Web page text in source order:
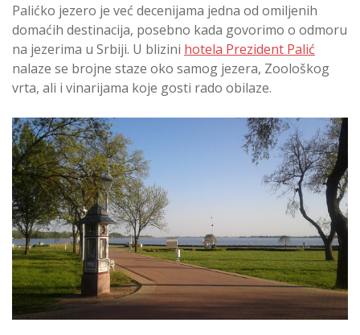
Palićko jezero je već decenijama jedna od omiljenih
domaćih destinacija, posebno kada govorimo o odmoru
na jezerima u Srbiji. U blizini hotela Prezident Palić
nalaze se brojne staze oko samog jezera, Zoološkog
vrta, ali i vinarijama koje gosti rado obilaze.